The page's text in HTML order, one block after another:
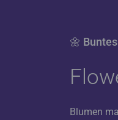
🌼
Blumen